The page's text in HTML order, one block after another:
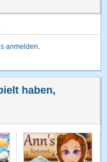
anmelden.
haben,